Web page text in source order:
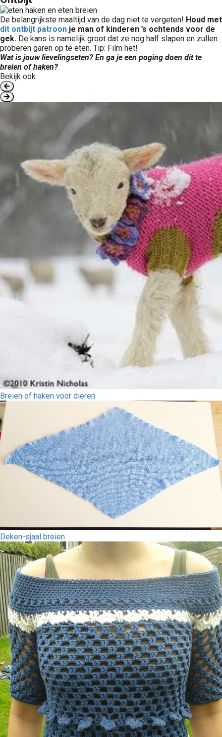
De belangrijkste maaltijd van de dag niet te vergeten! Houd met
dit ontbijt patroon je man of kinderen ’s ochtends voor de
gek. De kans is namelijk groot dat ze nog half slapen en zullen
proberen garen op te eten. Tip: Film het!
Wat is jouw lievelingseten? En ga je een poging doen dit te
breien of haken?
Bekijk ook
Breien of haken voor dieren
Deken-sjaal breien